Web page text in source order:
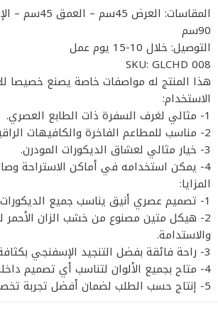
المقاسات: العرض
90سم
التوصيل: خلال 10-15 يوم عمل
SKU: GLCHD 008
هذا المنتج له مواصفات خاصة يصنع خصيصا
الاستخدام:
1- مثالي لغرف السفرة ذات الطابع العصري.
2- مناسب للمطاعم الفاخرة والكافيهات الراقية.
3- خيار مثالي لعشاق الديكورات المودرن.
4- يمكن استخدامه في أماكن الاستراحة وصالات الضيافة.
المزايا:
1- تصميم عصري أنيق يناسب جميع الديكورات المودرن.
2- هيكل متين مصنوع من خشب الزان الأحمر
والاستدامة.
3- راحة فائقة بفضل التنجيد الإسفنجي بكثافة 33.
4- متاح بجميع الألوان لتناسب أي تصميم داخلي.
5- إنتاج حسب الطلب لضمان أفضل تجربة تخصيص.